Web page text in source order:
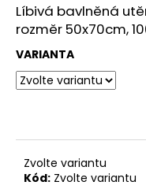
Líbivá bavlněná
rozměr 50x70cm,
VARIANTA
Zvolte variantu
Kód: Zvolte variantu
D
o
p
o
r
u
e